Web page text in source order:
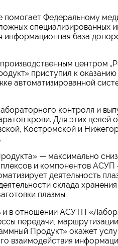
Федеральному
специализированных
информационная база
центром
приступил к оказанию
автоматизированной
контроля и
крови. Для этих целей
Костромской и
— максимально
и компонентов
деятельность
склада
плазмы.
и в отношении АСУТП
передачи,
Продукт» окажет
взаимодействия